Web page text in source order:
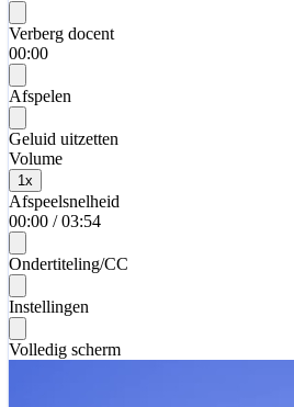
Verberg docent
00:00
Afspelen
Geluid uitzetten
Volume
1 x
Afspeelsnelheid
00:00 / 03:54
Ondertiteling/CC
Instellingen
Volledig scherm